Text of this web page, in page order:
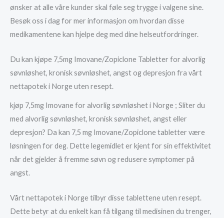
ønsker at alle våre kunder skal føle seg trygge i valgene sine.
Besøk oss i dag for mer informasjon om hvordan disse
medikamentene kan hjelpe deg med dine helseutfordringer.
Du kan kjøpe 7,5mg Imovane/Zopiclone Tabletter for alvorlig
søvnløshet, kronisk søvnløshet, angst og depresjon fra vårt
nettapotek i Norge uten resept.
kjøp 7,5mg Imovane for alvorlig søvnløshet i Norge ; Sliter du
med alvorlig søvnløshet, kronisk søvnløshet, angst eller
depresjon? Da kan 7,5 mg Imovane/Zopiclone tabletter være
løsningen for deg. Dette legemidlet er kjent for sin effektivitet
når det gjelder å fremme søvn og redusere symptomer på
angst.
Vårt nettapotek i Norge tilbyr disse tablettene uten resept.
Dette betyr at du enkelt kan få tilgang til medisinen du trenger,